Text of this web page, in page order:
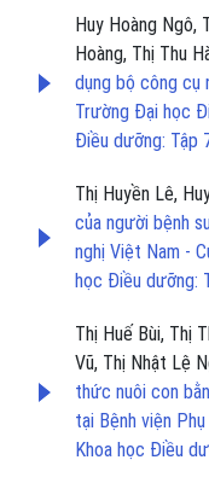
Huy Hoàng Ngô,
Hoàng, Thị Thu
dụng bộ công cụ
Trường Đại học
Điều dưỡng: Tập
Thị Huyền Lê,
của người bệnh
nghị Việt Nam -
học Điều dưỡng:
Thị Huế Bùi, Thị
Vũ, Thị Nhật Lệ
thức nuôi con
tại Bệnh viện
Khoa học Điều